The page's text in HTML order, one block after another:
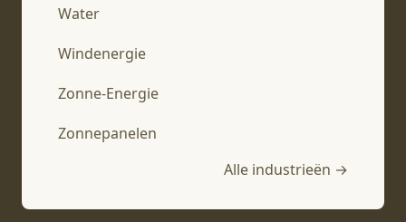
Water
Windenergie
Zonne-Energie
Zonnepanelen
Alle industrieën →